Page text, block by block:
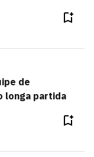
de
longa partida